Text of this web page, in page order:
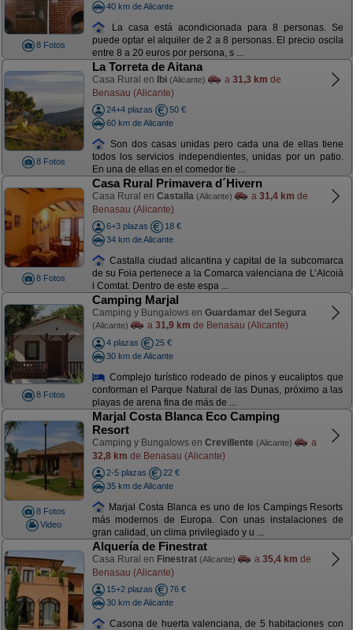
8 Fotos
40 km de Alicante
La casa está acondicionada para 8 personas. Se
puede optar el alquiler de 2 a 8 personas. El precio oscila
entre 8 a 20 euros por persona, s ...
8 Fotos
La Torreta de Aitana
Casa Rural en Ibi (Alicante) a 31,3 km de
Benasau (Alicante)
24+4 plazas
50 €
60 km de Alicante
Son dos casas unidas pero cada una de ellas tiene
todos los servicios independientes, unidas por un patio.
En una de ellas en el comedor tie ...
8 Fotos
Casa Rural Primavera d´Hivern
Casa Rural en Castalla (Alicante) a 31,4 km de
Benasau (Alicante)
6+3 plazas
18 €
34 km de Alicante
Castalla ciudad alicantina y capital de la subcomarca
de su Foia pertenece a la Comarca valenciana de L’Alcoià
i Comtat. Dentro de este espa ...
8 Fotos
Camping Marjal
Camping y Bungalows en Guardamar del Segura
(Alicante) a 31,9 km de Benasau (Alicante)
4 plazas
25 €
30 km de Alicante
Complejo turístico rodeado de pinos y eucaliptos que
conforman el Parque Natural de las Dunas, próximo a las
playas de arena fina de más de ...
8 Fotos
Video
Marjal Costa Blanca Eco Camping
Resort
Camping y Bungalows en Crevillente (Alicante)
a
32,8 km de Benasau (Alicante)
2-5 plazas
22 €
35 km de Alicante
Marjal Costa Blanca es uno de los Campings Resorts
más modernos de Europa. Con unas instalaciones de
gran calidad, un clima privilegiado y u ...
Alquería de Finestrat
Casa Rural en Finestrat (Alicante) a 35,4 km de
Benasau (Alicante)
15+2 plazas
76 €
30 km de Alicante
Casona de huerta valenciana, de 5 habitaciones con